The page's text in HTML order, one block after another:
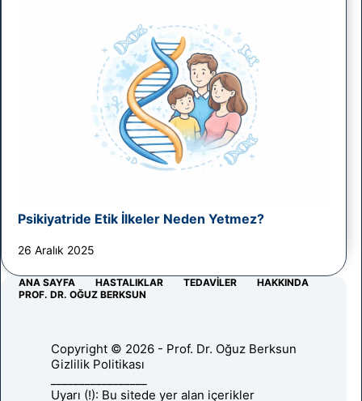
Psikiyatride Etik İlkeler Neden Yetmez?
26 Aralık 2025
ANA SAYFA HASTALIKLAR TEDAVILER
HAKKINDA
PROF. DR. OĞUZ BERKSUN
Copyright © 2026 - Prof. Dr. Oğuz Berksun
Gizlilik Politikası
Uyarı (!): Bu sitede yer alan içerikler